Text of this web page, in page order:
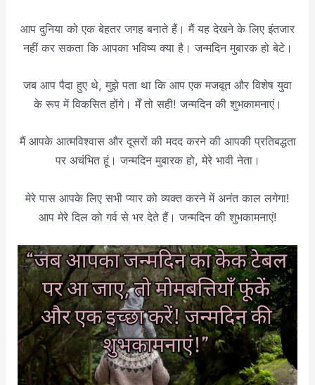
आप दुनिया को एक बेहतर जगह बनाते हैं। मैं यह देखने के लिए इंतजार
नहीं कर सकता कि आपका भविष्य क्या है। जन्मदिन मुबारक हो बेटे।
जब आप पैदा हुए थे, मुझे पता था कि आप एक मजबूत और विशेष युवा
के रूप में विकसित होंगे। मेँ तो सही! जन्मदिन की शुभकामनाएं।
मैं आपके आत्मविश्वास और दूसरों की मदद करने की आपकी प्रतिबद्धता
पर अचंभित हूं। जन्मदिन मुबारक हो, मेरे भावी नेता।
मेरे पास आपके लिए सभी प्यार को व्यक्त करने में अनंत काल लगेगा!
आप मेरे दिल को गर्व से भर देते हैं। जन्मदिन की शुभकामनाएं!